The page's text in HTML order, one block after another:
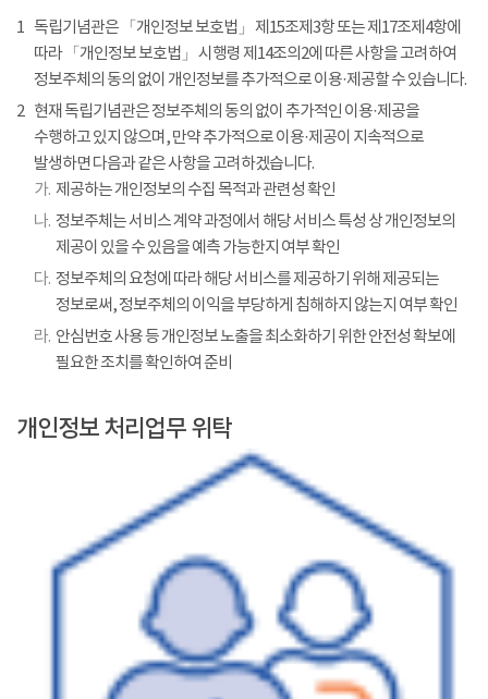
1 독립기념관은 「개인정보 보호법」 제15조제3항 또는 제17조제4항에
따라 「개인정보 보호법」 시행령 제14조의2에 따른 사항을 고려하여
정보주체의 동의 없이 개인정보를 추가적으로 이용·제공할 수 있습니다.
2 현재 독립기념관은 정보주체의 동의 없이 추가적인 이용·제공을
수행하고 있지 않으며, 만약 추가적으로 이용·제공이 지속적으로
발생하면 다음과 같은 사항을 고려하겠습니다.
가. 제공하는 개인정보의 수집 목적과 관련성 확인
나. 정보주체는 서비스 계약 과정에서 해당 서비스 특성 상 개인정보의
제공이 있을 수 있음을 예측 가능한지 여부 확인
다. 정보주체의 요청에 따라 해당 서비스를 제공하기 위해 제공되는
정보로써, 정보주체의 이익을 부당하게 침해하지 않는지 여부 확인
라. 안심번호 사용 등 개인정보 노출을 최소화하기 위한 안전성 확보에
필요한 조치를 확인하여 준비
개인정보 처리업무 위탁